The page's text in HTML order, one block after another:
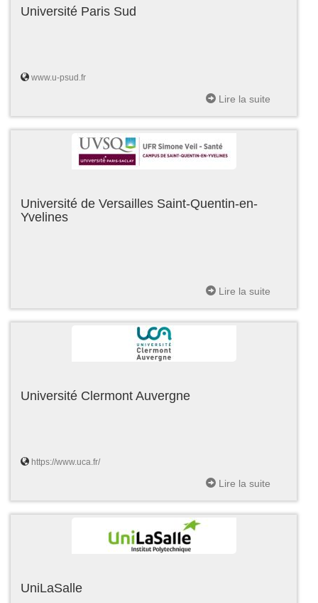
Université Paris Sud
www.u-psud.fr
Lire la suite
Université de Versailles Saint-Quentin-en-
Yvelines
Lire la suite
Université Clermont Auvergne
https://www.uca.fr/
Lire la suite
UniLaSalle